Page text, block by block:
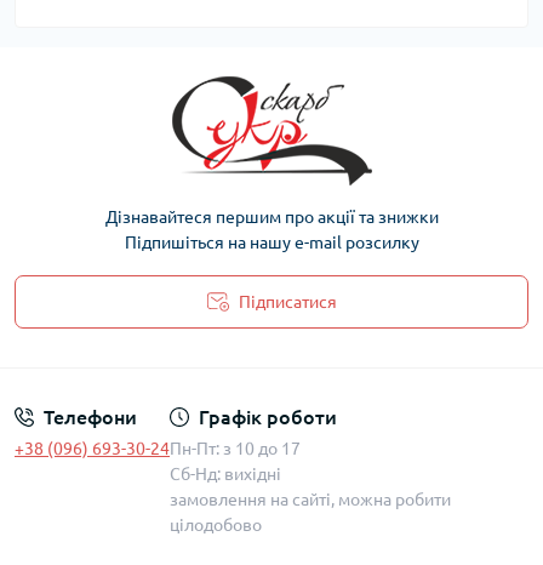
Дізнавайтеся першим про акції та знижки
Підпишіться на нашу e-mail розсилку
Підписатися
Телефони
+38 (096) 693-30-24
Графік роботи
Пн-Пт: з 10 до 17
Сб-Нд: вихідні
замовлення на сайті, можна робити
цілодобово